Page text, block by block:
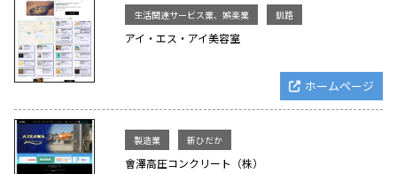
生活関連サービス業、娯楽業 釧路
アイ・エス・アイ美容室
ホームページ
製造業 新ひだか
會澤高圧コンクリート（株）